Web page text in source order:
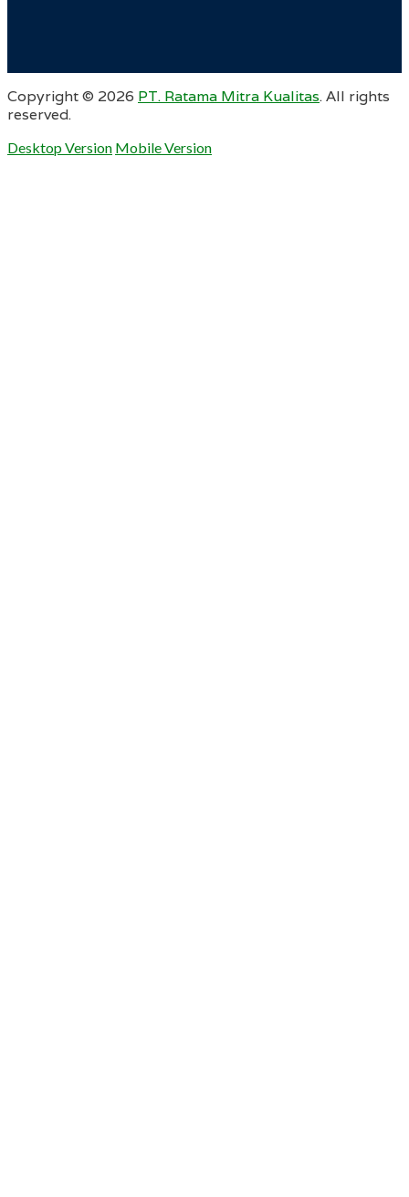
Copyright © 2026 PT. Ratama Mitra Kualitas. All rights
reserved.
Desktop Version Mobile Version